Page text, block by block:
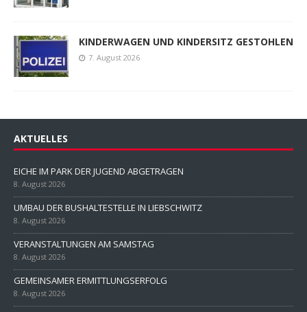
KINDERWAGEN UND KINDERSITZ GESTOHLEN
7. August 2026
AKTUELLES
EICHE IM PARK DER JUGEND ABGETRAGEN
8. August 2026
UMBAU DER BUSHALTESTELLE IN LIEBSCHWITZ
8. August 2026
VERANSTALTUNGEN AM SAMSTAG
8. August 2026
GEMEINSAMER ERMITTLUNGSERFOLG
8. August 2026